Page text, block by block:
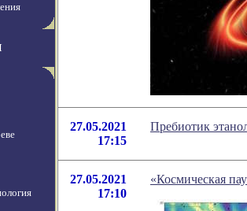
27.05.2021
17:15
Пребиотик
27.05.2021
17:10
«Космическая